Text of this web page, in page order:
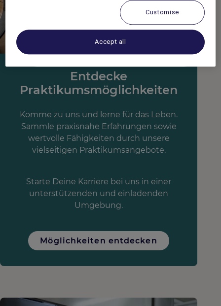
Entdecke
Praktikumsmöglichkeiten
Komme zu uns und lerne für das Leben.
Sammle praxisnahe Erfahrungen sowie
wertvolle Fähigkeiten durch unsere
vielseitigen Praktikumsangebote.
Starte Deine Karriere bei uns in einer
unterstützenden und einladenden
Umgebung.
Möglichkeiten entdecken
Customise
Accept all